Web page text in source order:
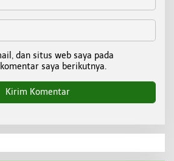
dan situs web saya pada
saya berikutnya.